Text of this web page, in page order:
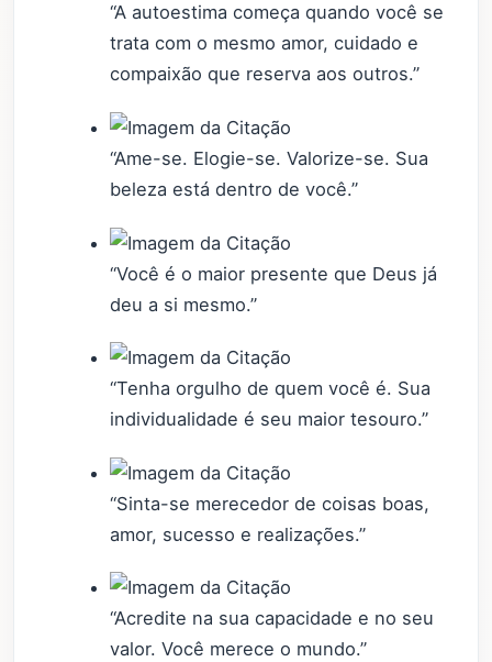
“A autoestima começa quando você se
trata com o mesmo amor, cuidado e
compaixão que reserva aos outros.”
“Ame-se. Elogie-se. Valorize-se. Sua
beleza está dentro de você.”
“Você é o maior presente que Deus já
deu a si mesmo.”
“Tenha orgulho de quem você é. Sua
individualidade é seu maior tesouro.”
“Sinta-se merecedor de coisas boas,
amor, sucesso e realizações.”
“Acredite na sua capacidade e no seu
valor. Você merece o mundo.”